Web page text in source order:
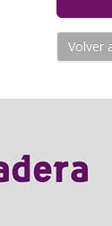
Volver